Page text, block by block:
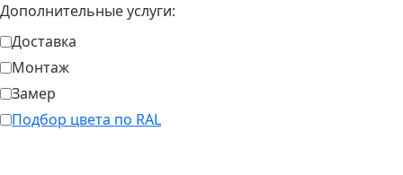
Дополнительные услуги:
Доставка
Монтаж
Замер
Подбор цвета по RAL